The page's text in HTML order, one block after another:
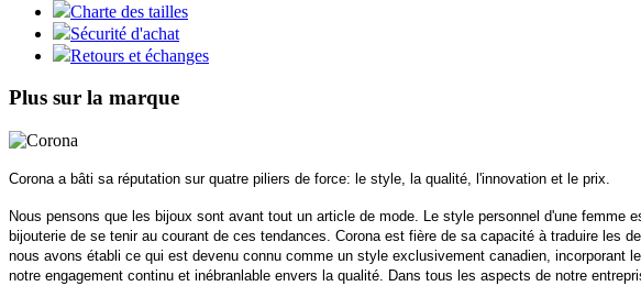
Charte des tailles
Sécurité d'achat
Retours et échanges
Plus sur la marque
Corona a bâti sa réputation sur quatre piliers de force: le style, la qualité, l'innovation et le prix.
Nous pensons que les bijoux sont avant tout un article de mode. Le style personnel d'une
bijouterie de se tenir au courant de ces tendances. Corona est fière de sa capacité à traduire
nous avons établi ce qui est devenu connu comme un style exclusivement canadien, incorporant
notre engagement continu et inébranlable envers la qualité. Dans tous les aspects de notre